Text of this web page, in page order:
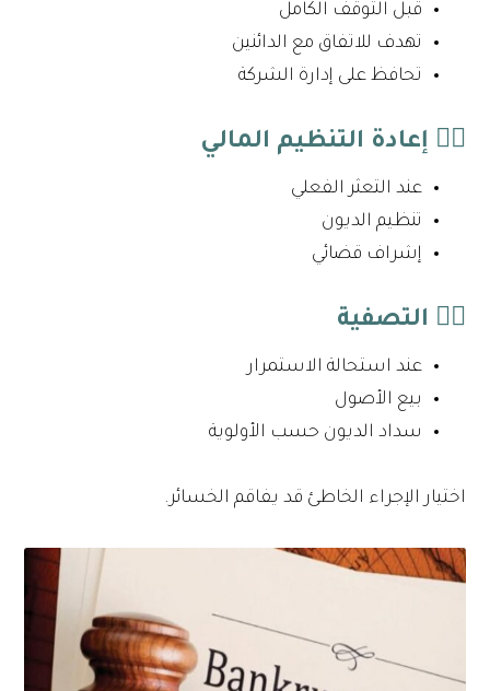
قبل التوقف الكامل
تهدف للاتفاق مع الدائنين
تحافظ على إدارة الشركة
٢️⃣ إعادة التنظيم المالي
عند التعثر الفعلي
تنظيم الديون
إشراف قضائي
٣️⃣ التصفية
عند استحالة الاستمرار
بيع الأصول
سداد الديون حسب الأولوية
اختيار الإجراء الخاطئ قد يفاقم الخسائر.